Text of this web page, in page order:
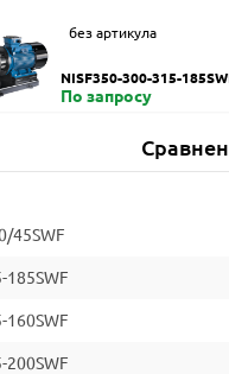
без артикула
NISF350-300-315-
По запросу
45SWF
185SWF
160SWF
200SWF